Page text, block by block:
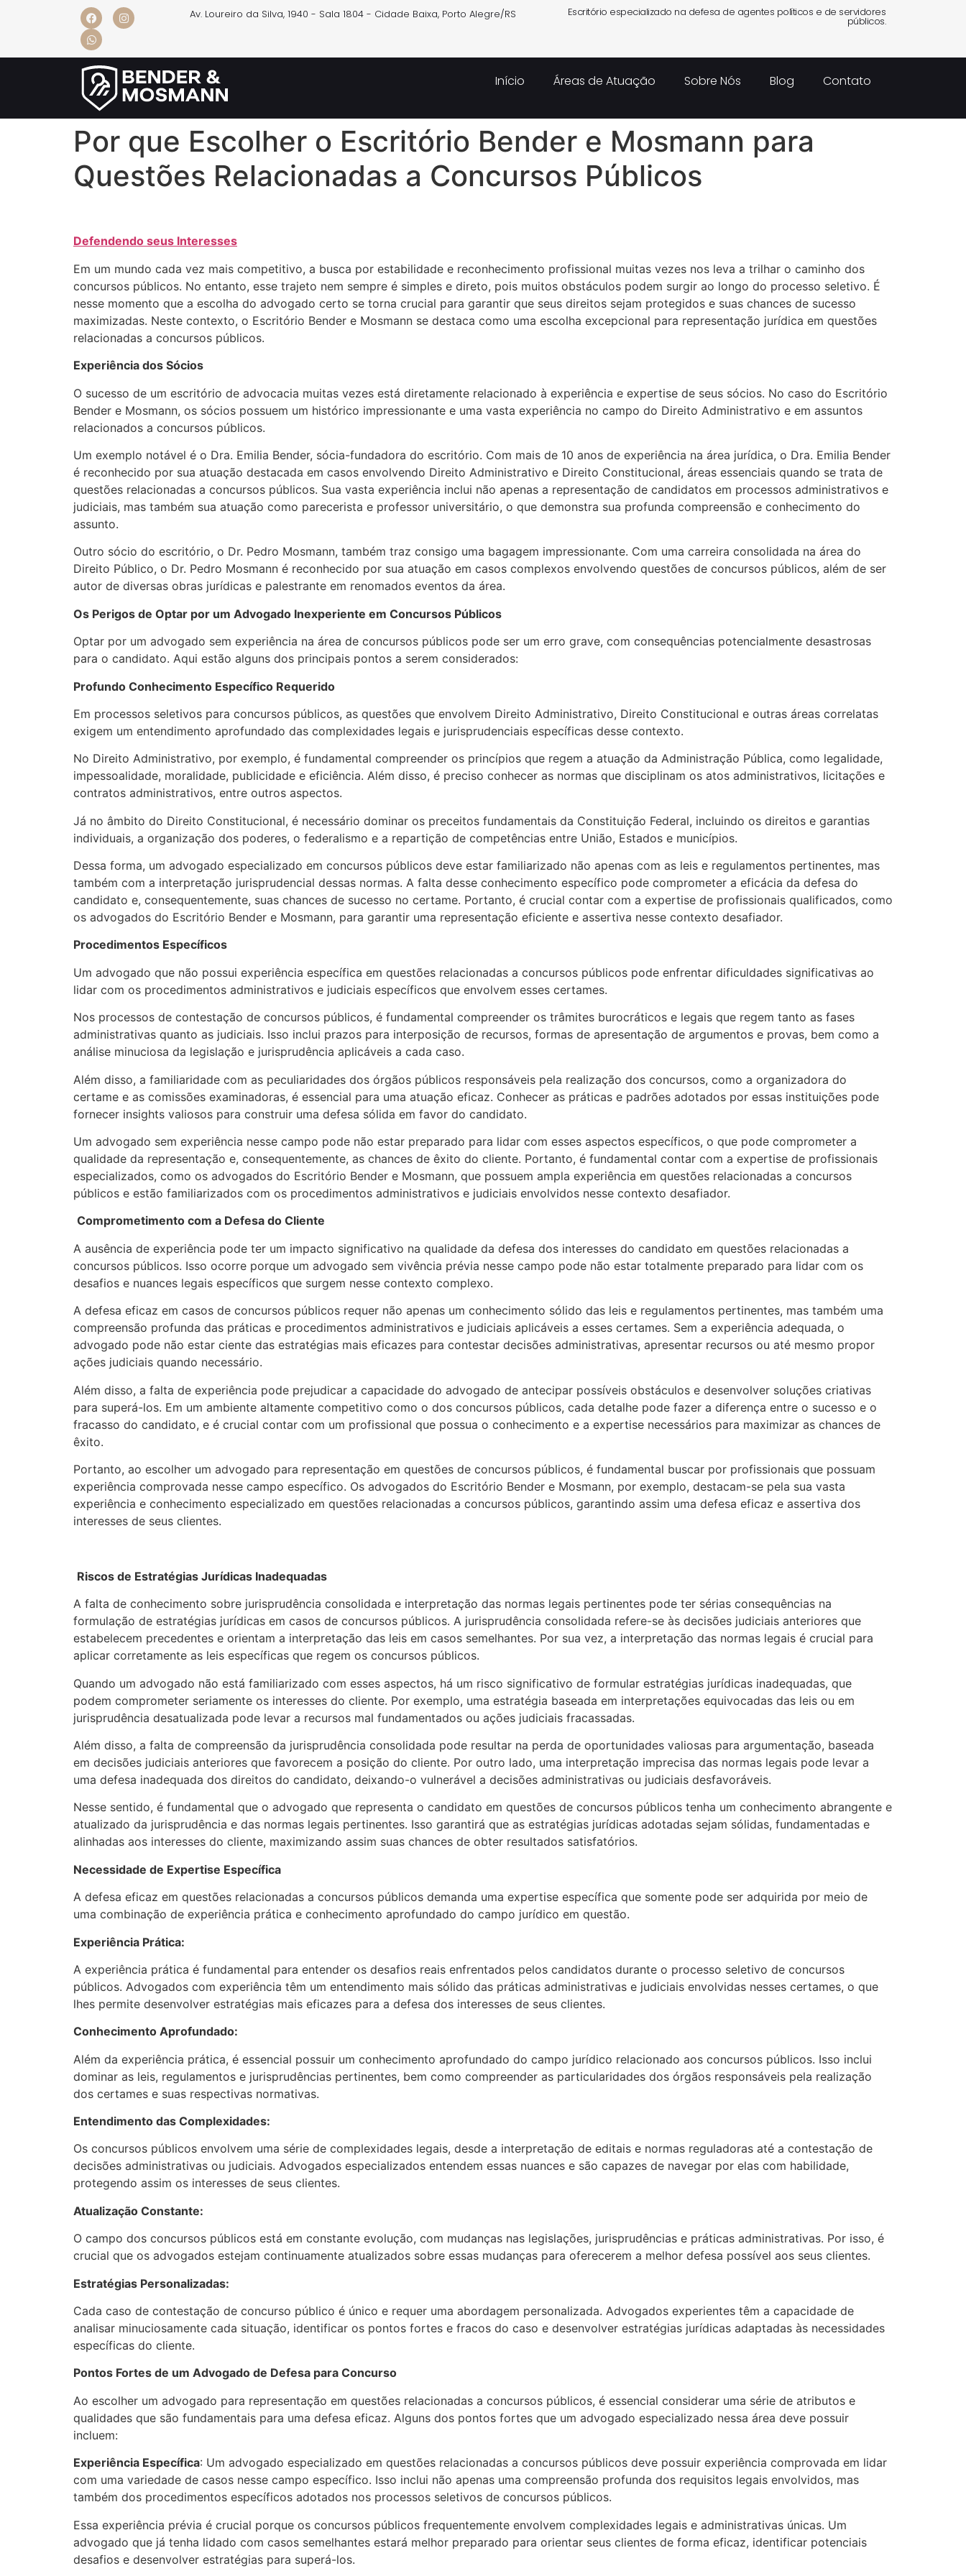
Av. Loureiro da Silva, 1940 - Sala 1804 - Cidade Baixa, Porto Alegre/RS Escritório especializado na defesa de agentes políticos e de servidores
públicos.
Início Áreas de Atuação Sobre Nós Blog Contato
Por que Escolher o Escritório Bender e Mosmann para
Questões Relacionadas a Concursos Públicos
Defendendo seus Interesses
Em um mundo cada vez mais competitivo, a busca por estabilidade e reconhecimento profissional muitas vezes nos leva a trilhar o caminho dos
concursos públicos. No entanto, esse trajeto nem sempre é simples e direto, pois muitos obstáculos podem surgir ao longo do processo seletivo. É
nesse momento que a escolha do advogado certo se torna crucial para garantir que seus direitos sejam protegidos e suas chances de sucesso
maximizadas. Neste contexto, o Escritório Bender e Mosmann se destaca como uma escolha excepcional para representação jurídica em questões
relacionadas a concursos públicos.
Experiência dos Sócios
O sucesso de um escritório de advocacia muitas vezes está diretamente relacionado à experiência e expertise de seus sócios. No caso do Escritório
Bender e Mosmann, os sócios possuem um histórico impressionante e uma vasta experiência no campo do Direito Administrativo e em assuntos
relacionados a concursos públicos.
Um exemplo notável é o Dra. Emilia Bender, sócia-fundadora do escritório. Com mais de 10 anos de experiência na área jurídica, o Dra. Emilia Bender
é reconhecido por sua atuação destacada em casos envolvendo Direito Administrativo e Direito Constitucional, áreas essenciais quando se trata de
questões relacionadas a concursos públicos. Sua vasta experiência inclui não apenas a representação de candidatos em processos administrativos e
judiciais, mas também sua atuação como parecerista e professor universitário, o que demonstra sua profunda compreensão e conhecimento do
assunto.
Outro sócio do escritório, o Dr. Pedro Mosmann, também traz consigo uma bagagem impressionante. Com uma carreira consolidada na área do
Direito Público, o Dr. Pedro Mosmann é reconhecido por sua atuação em casos complexos envolvendo questões de concursos públicos, além de ser
autor de diversas obras jurídicas e palestrante em renomados eventos da área.
Os Perigos de Optar por um Advogado Inexperiente em Concursos Públicos
Optar por um advogado sem experiência na área de concursos públicos pode ser um erro grave, com consequências potencialmente desastrosas
para o candidato. Aqui estão alguns dos principais pontos a serem considerados:
Profundo Conhecimento Específico Requerido
Em processos seletivos para concursos públicos, as questões que envolvem Direito Administrativo, Direito Constitucional e outras áreas correlatas
exigem um entendimento aprofundado das complexidades legais e jurisprudenciais específicas desse contexto.
No Direito Administrativo, por exemplo, é fundamental compreender os princípios que regem a atuação da Administração Pública, como legalidade,
impessoalidade, moralidade, publicidade e eficiência. Além disso, é preciso conhecer as normas que disciplinam os atos administrativos, licitações e
contratos administrativos, entre outros aspectos.
Já no âmbito do Direito Constitucional, é necessário dominar os preceitos fundamentais da Constituição Federal, incluindo os direitos e garantias
individuais, a organização dos poderes, o federalismo e a repartição de competências entre União, Estados e municípios.
Dessa forma, um advogado especializado em concursos públicos deve estar familiarizado não apenas com as leis e regulamentos pertinentes, mas
também com a interpretação jurisprudencial dessas normas. A falta desse conhecimento específico pode comprometer a eficácia da defesa do
candidato e, consequentemente, suas chances de sucesso no certame. Portanto, é crucial contar com a expertise de profissionais qualificados, como
os advogados do Escritório Bender e Mosmann, para garantir uma representação eficiente e assertiva nesse contexto desafiador.
Procedimentos Específicos
Um advogado que não possui experiência específica em questões relacionadas a concursos públicos pode enfrentar dificuldades significativas ao
lidar com os procedimentos administrativos e judiciais específicos que envolvem esses certames.
Nos processos de contestação de concursos públicos, é fundamental compreender os trâmites burocráticos e legais que regem tanto as fases
administrativas quanto as judiciais. Isso inclui prazos para interposição de recursos, formas de apresentação de argumentos e provas, bem como a
análise minuciosa da legislação e jurisprudência aplicáveis a cada caso.
Além disso, a familiaridade com as peculiaridades dos órgãos públicos responsáveis pela realização dos concursos, como a organizadora do
certame e as comissões examinadoras, é essencial para uma atuação eficaz. Conhecer as práticas e padrões adotados por essas instituições pode
fornecer insights valiosos para construir uma defesa sólida em favor do candidato.
Um advogado sem experiência nesse campo pode não estar preparado para lidar com esses aspectos específicos, o que pode comprometer a
qualidade da representação e, consequentemente, as chances de êxito do cliente. Portanto, é fundamental contar com a expertise de profissionais
especializados, como os advogados do Escritório Bender e Mosmann, que possuem ampla experiência em questões relacionadas a concursos
públicos e estão familiarizados com os procedimentos administrativos e judiciais envolvidos nesse contexto desafiador.
Comprometimento com a Defesa do Cliente
A ausência de experiência pode ter um impacto significativo na qualidade da defesa dos interesses do candidato em questões relacionadas a
concursos públicos. Isso ocorre porque um advogado sem vivência prévia nesse campo pode não estar totalmente preparado para lidar com os
desafios e nuances legais específicos que surgem nesse contexto complexo.
A defesa eficaz em casos de concursos públicos requer não apenas um conhecimento sólido das leis e regulamentos pertinentes, mas também uma
compreensão profunda das práticas e procedimentos administrativos e judiciais aplicáveis a esses certames. Sem a experiência adequada, o
advogado pode não estar ciente das estratégias mais eficazes para contestar decisões administrativas, apresentar recursos ou até mesmo propor
ações judiciais quando necessário.
Além disso, a falta de experiência pode prejudicar a capacidade do advogado de antecipar possíveis obstáculos e desenvolver soluções criativas
para superá-los. Em um ambiente altamente competitivo como o dos concursos públicos, cada detalhe pode fazer a diferença entre o sucesso e o
fracasso do candidato, e é crucial contar com um profissional que possua o conhecimento e a expertise necessários para maximizar as chances de
êxito.
Portanto, ao escolher um advogado para representação em questões de concursos públicos, é fundamental buscar por profissionais que possuam
experiência comprovada nesse campo específico. Os advogados do Escritório Bender e Mosmann, por exemplo, destacam-se pela sua vasta
experiência e conhecimento especializado em questões relacionadas a concursos públicos, garantindo assim uma defesa eficaz e assertiva dos
interesses de seus clientes.
Riscos de Estratégias Jurídicas Inadequadas
A falta de conhecimento sobre jurisprudência consolidada e interpretação das normas legais pertinentes pode ter sérias consequências na
formulação de estratégias jurídicas em casos de concursos públicos. A jurisprudência consolidada refere-se às decisões judiciais anteriores que
estabelecem precedentes e orientam a interpretação das leis em casos semelhantes. Por sua vez, a interpretação das normas legais é crucial para
aplicar corretamente as leis específicas que regem os concursos públicos.
Quando um advogado não está familiarizado com esses aspectos, há um risco significativo de formular estratégias jurídicas inadequadas, que
podem comprometer seriamente os interesses do cliente. Por exemplo, uma estratégia baseada em interpretações equivocadas das leis ou em
jurisprudência desatualizada pode levar a recursos mal fundamentados ou ações judiciais fracassadas.
Além disso, a falta de compreensão da jurisprudência consolidada pode resultar na perda de oportunidades valiosas para argumentação, baseada
em decisões judiciais anteriores que favorecem a posição do cliente. Por outro lado, uma interpretação imprecisa das normas legais pode levar a
uma defesa inadequada dos direitos do candidato, deixando-o vulnerável a decisões administrativas ou judiciais desfavoráveis.
Nesse sentido, é fundamental que o advogado que representa o candidato em questões de concursos públicos tenha um conhecimento abrangente e
atualizado da jurisprudência e das normas legais pertinentes. Isso garantirá que as estratégias jurídicas adotadas sejam sólidas, fundamentadas e
alinhadas aos interesses do cliente, maximizando assim suas chances de obter resultados satisfatórios.
Necessidade de Expertise Específica
A defesa eficaz em questões relacionadas a concursos públicos demanda uma expertise específica que somente pode ser adquirida por meio de
uma combinação de experiência prática e conhecimento aprofundado do campo jurídico em questão.
Experiência Prática:
A experiência prática é fundamental para entender os desafios reais enfrentados pelos candidatos durante o processo seletivo de concursos
públicos. Advogados com experiência têm um entendimento mais sólido das práticas administrativas e judiciais envolvidas nesses certames, o que
lhes permite desenvolver estratégias mais eficazes para a defesa dos interesses de seus clientes.
Conhecimento Aprofundado:
Além da experiência prática, é essencial possuir um conhecimento aprofundado do campo jurídico relacionado aos concursos públicos. Isso inclui
dominar as leis, regulamentos e jurisprudências pertinentes, bem como compreender as particularidades dos órgãos responsáveis pela realização
dos certames e suas respectivas normativas.
Entendimento das Complexidades:
Os concursos públicos envolvem uma série de complexidades legais, desde a interpretação de editais e normas reguladoras até a contestação de
decisões administrativas ou judiciais. Advogados especializados entendem essas nuances e são capazes de navegar por elas com habilidade,
protegendo assim os interesses de seus clientes.
Atualização Constante:
O campo dos concursos públicos está em constante evolução, com mudanças nas legislações, jurisprudências e práticas administrativas. Por isso, é
crucial que os advogados estejam continuamente atualizados sobre essas mudanças para oferecerem a melhor defesa possível aos seus clientes.
Estratégias Personalizadas:
Cada caso de contestação de concurso público é único e requer uma abordagem personalizada. Advogados experientes têm a capacidade de
analisar minuciosamente cada situação, identificar os pontos fortes e fracos do caso e desenvolver estratégias jurídicas adaptadas às necessidades
específicas do cliente.
Pontos Fortes de um Advogado de Defesa para Concurso
Ao escolher um advogado para representação em questões relacionadas a concursos públicos, é essencial considerar uma série de atributos e
qualidades que são fundamentais para uma defesa eficaz. Alguns dos pontos fortes que um advogado especializado nessa área deve possuir
incluem:
Experiência Específica: Um advogado especializado em questões relacionadas a concursos públicos deve possuir experiência comprovada em lidar
com uma variedade de casos nesse campo específico. Isso inclui não apenas uma compreensão profunda dos requisitos legais envolvidos, mas
também dos procedimentos específicos adotados nos processos seletivos de concursos públicos.
Essa experiência prévia é crucial porque os concursos públicos frequentemente envolvem complexidades legais e administrativas únicas. Um
advogado que já tenha lidado com casos semelhantes estará melhor preparado para orientar seus clientes de forma eficaz, identificar potenciais
desafios e desenvolver estratégias para superá-los.